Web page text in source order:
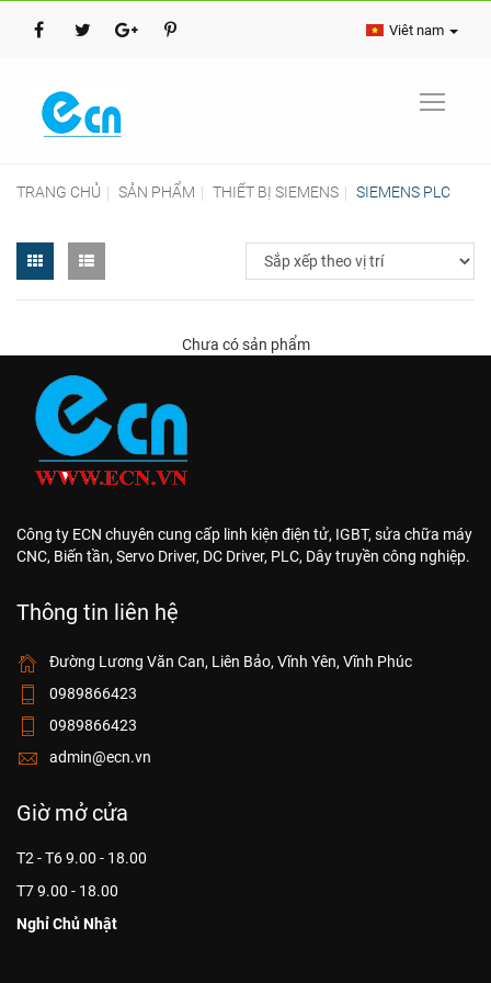
Viêt nam
TRANG CHỦ SẢN PHẨM THIẾT BỊ SIEMENS SIEMENS PLC
Chưa có sản phẩm
Công ty ECN chuyên cung cấp linh kiện điện tử, IGBT, sửa chữa máy
CNC, Biến tần, Servo Driver, DC Driver, PLC, Dây truyền công nghiệp.
Thông tin liên hệ
Đường Lương Văn Can, Liên Bảo, Vĩnh Yên, Vĩnh Phúc
0989866423
0989866423
admin@ecn.vn
Giờ mở cửa
T2 - T6 9.00 - 18.00
T7 9.00 - 18.00
Nghỉ Chủ Nhật